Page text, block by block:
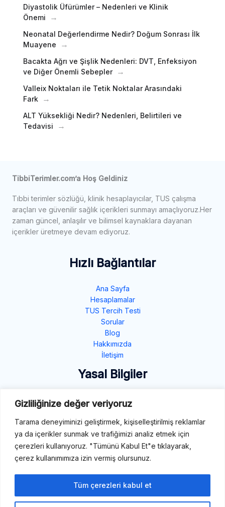
Gizliliğinize değer veriyoruz
Tarama deneyiminizi geliştirmek, kişiselleştirilmiş reklamlar
ya da içerikler sunmak ve trafiğimizi analiz etmek için
çerezleri kullanıyoruz. "Tümünü Kabul Et"e tıklayarak,
çerez kullanımımıza izin vermiş olursunuz.
Tüm çerezleri kabul et
Diyastolik Üfürümler – Nedenleri ve Klinik
Önemi
Neonatal Değerlendirme Nedir? Doğum Sonrası İlk
Muayene
Bacakta Ağrı ve Şişlik Nedenleri: DVT, Enfeksiyon
ve Diğer Önemli Sebepler
Valleix Noktaları ile Tetik Noktalar Arasındaki
Fark
ALT Yüksekliği Nedir? Nedenleri, Belirtileri ve
Tedavisi
TibbiTerimler.com’a Hoş Geldiniz
Tıbbi terimler sözlüğü, klinik hesaplayıcılar, TUS çalışma
araçları ve güvenilir sağlık içerikleri sunmayı amaçlıyoruz.Her
zaman güncel, anlaşılır ve bilimsel kaynaklara dayanan
içerikler üretmeye devam ediyoruz.
Hızlı Bağlantılar
Ana Sayfa
Hesaplamalar
TUS Tercih Testi
Sorular
Blog
Hakkımızda
İletişim
Yasal Bilgiler
Gizlilik Politikası
Çerez Politikası
Şartlar ve Koşullar
İletişim
E-Mail: destek@tibbiterimler.com
LinkedIn